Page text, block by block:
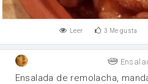
Leer 3 Me gusta
Ensalada de remolacha,